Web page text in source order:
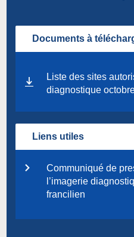
Documents à
Liste des sites
diagnostique
Liens utiles
Communiqué de
l’imagerie
francilien